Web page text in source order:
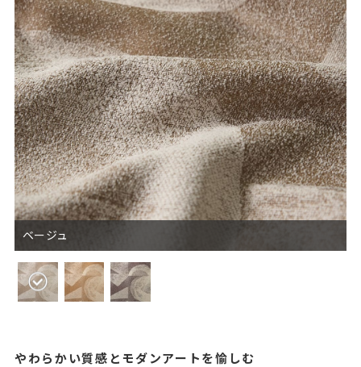
ベージュ
やわらかい質感とモダンアートを愉しむ